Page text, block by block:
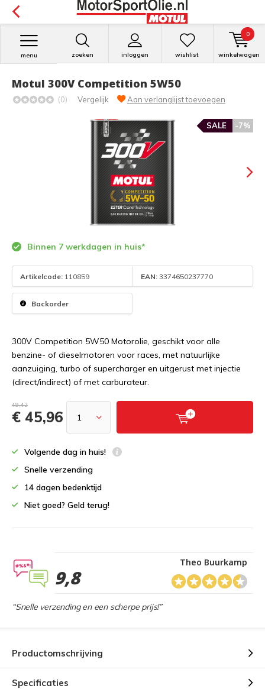
zoeken inloggen
menu wishlist winkelwagen
0
Motul 300V Competition 5W50
(0) Vergelijk Aan verlanglijst toevoegen
-7%
SALE
Binnen 7 werkdagen in huis*
Artikelcode: 110859 EAN: 3374650237770
Backorder
300V Competition 5W50 Motorolie, geschikt voor alle
benzine- of dieselmotoren voor races, met natuurlijke
aanzuiging, turbo of supercharger en uitgerust met injectie
(direct/indirect) of met carburateur.
49,42
€ 45,96
Volgende dag in huis!
Snelle verzending
14 dagen bedenktijd
Niet goed? Geld terug!
9,8
Theo Buurkamp
“Snelle verzending en een scherpe prijs!”
Productomschrijving
Specificaties